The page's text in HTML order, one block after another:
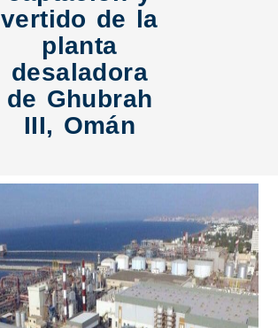
vertido de la
planta
desaladora
de Ghubrah
III, Omán